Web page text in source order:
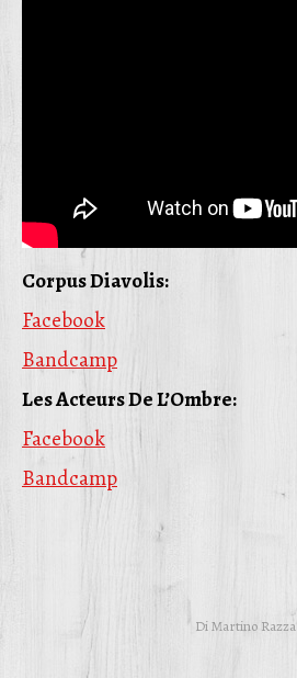
Corpus Diavolis:
Facebook
Bandcamp
Les Acteurs De L’Ombre:
Facebook
Bandcamp
DiMartino Razza